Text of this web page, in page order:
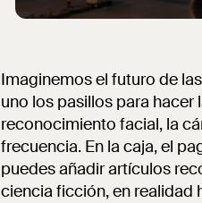
Imaginemos el futuro de
uno los pasillos para
reconocimiento facial, la
frecuencia. En la caja, el
puedes añadir artículos
ciencia ficción, en realidad